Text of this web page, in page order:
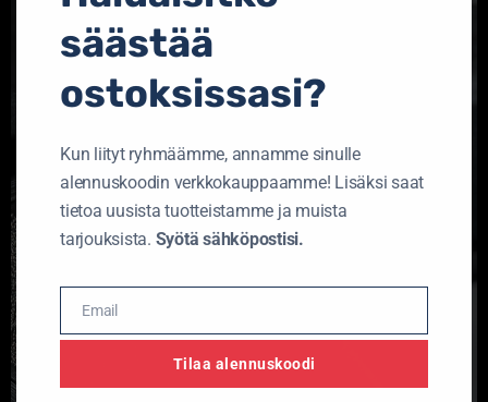
säästää
ostoksissasi?
Kun liityt ryhmäämme, annamme sinulle
alennuskoodin verkkokauppaamme! Lisäksi saat
tietoa uusista tuotteistamme ja muista
tarjouksista. Syötä sähköpostisi.
EmailEmail
Tilaa alennuskoodi